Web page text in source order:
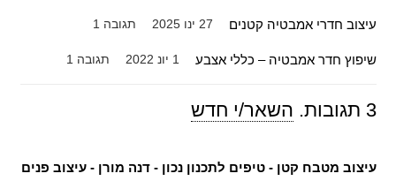
עיצוב חדרי אמבטיה קטנים 27 ינו 2025 תגובה
שיפוץ חדר אמבטיה – כללי אצבע 1 יונ 2022 תגובה
3 תגובות. השאר/י חדש
עיצוב מטבח קטן - טיפים לתכנון נכון - דנה מורן - עיצוב פנים